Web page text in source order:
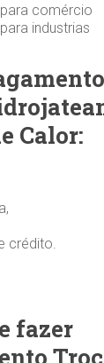
comércio
industrias
Calor:
crédito.
fazer